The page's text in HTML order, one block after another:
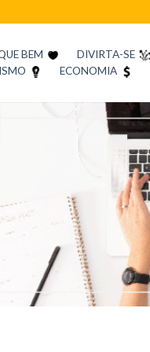
BEM DIVIRTA-SE
ECONOMIA